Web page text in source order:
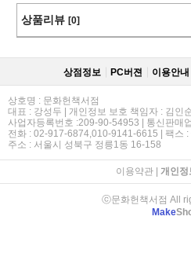
상품리뷰 [0]
상점정보 PC버젼 이용안내
상호명 : 문화헌책서점
대표 : 강성두 | 개인정보 보호 책임자 : 김인
사업자등록번호 :209-90-54953 | 통신판매
전화 : 02-917-6874,010-9141-6615 | 팩스
주소 : 서울시 성북구 정릉1동 16-158
이용약관| 개인정
ⓒ문화헌책서점 All
Make